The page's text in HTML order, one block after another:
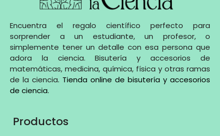
Encuentra el regalo científico perfecto para
sorprender a un estudiante, un profesor, o
simplemente tener un detalle con esa persona que
adora la ciencia. Bisutería y accesorios de
matemáticas, medicina, química, física y otras ramas
de la ciencia. Tienda online de bisutería y accesorios
de ciencia.
Productos